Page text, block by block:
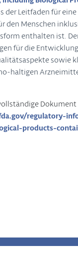
der Leitfaden für
den Menschen
enthalten ist.
für die
sowie
haltigen
regulatory-
products-